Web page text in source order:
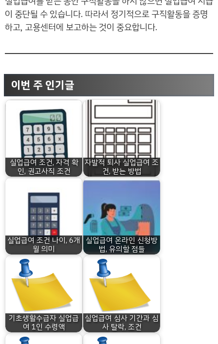
이 중단될 수 있습니다. 따라서 정기적으로 구직활동을 증명
하고, 고용센터에 보고하는 것이 중요합니다.
이번 주 인기글
실업급여 조건, 자격 확
인, 권고사직 조건
자발적 퇴사 실업급여 조
건, 받는 방법
실업급여 조건 나이, 6개
월 의미
실업급여 온라인 신청방
법, 유의할 점들
기초생활수급자 실업급
여 1인 수령액
실업급여 심사 기간과 심
사 탈락, 조건